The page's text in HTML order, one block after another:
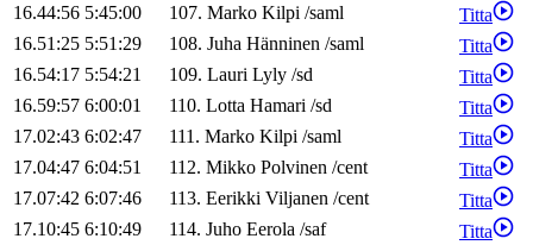
16.44:56 5:45:00 107. Marko Kilpi /saml
Titta
16.51:25 5:51:29 108. Juha Hänninen /saml
Titta
16.54:17 5:54:21 109. Lauri Lyly /sd
Titta
16.59:57 6:00:01 110. Lotta Hamari /sd
Titta
17.02:43 6:02:47 111. Marko Kilpi /saml
Titta
17.04:47 6:04:51 112. Mikko Polvinen /cent
Titta
17.07:42 6:07:46 113. Eerikki Viljanen /cent
Titta
17.10:45 6:10:49 114. Juho Eerola /saf
Titta